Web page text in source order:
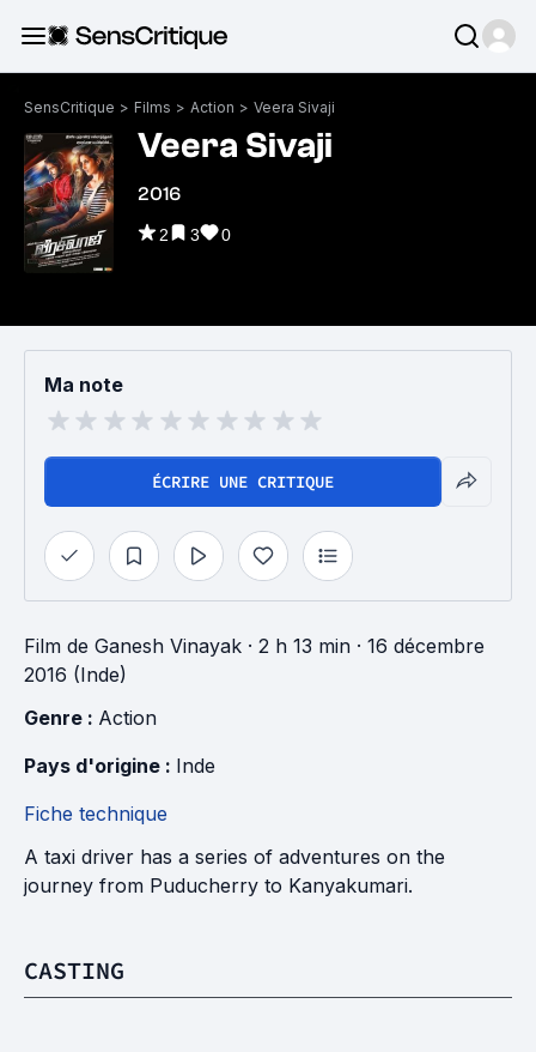
SensCritique > Films > Action > Veera Sivaji
Veera Sivaji
2016
2 3 0
Ma note
ÉCRIRE UNE CRITIQUE
Film de Ganesh Vinayak · 2 h 13 min · 16 décembre
2016 (Inde)
Genre : Action
Pays d'origine : Inde
Fiche technique
A taxi driver has a series of adventures on the
journey from Puducherry to Kanyakumari.
CASTING